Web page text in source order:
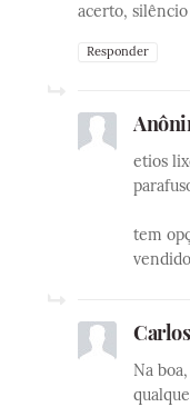
acerto,
Responder
etios
tem
vendido
Carlos
Na